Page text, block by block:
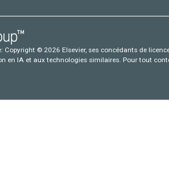
Copyright © 2026 Elsevier, ses concédants de
en IA et aux technologies similaires. Pour tout